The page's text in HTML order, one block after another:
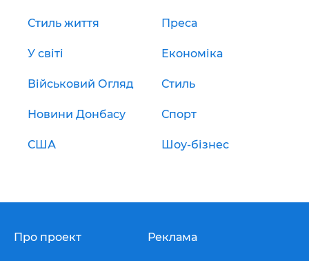
Стиль життя Преса
У світі Економіка
Військовий Огляд Стиль
Новини Донбасу Спорт
США Шоу-бізнес
Про проект Реклама